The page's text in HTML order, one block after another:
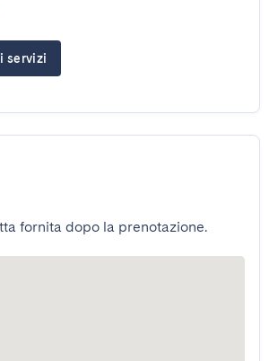
servizi
fornita dopo la prenotazione.